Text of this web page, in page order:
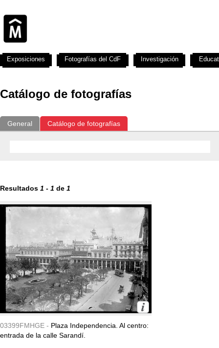
Catálogo de fotografías
General Catálogo de fotografías
Resultados 1 - 1 de 1
03399FMHGE - Plaza Independencia. Al centro:
entrada de la calle Sarandí.
Exposiciones Fotografías del CdF Investigación